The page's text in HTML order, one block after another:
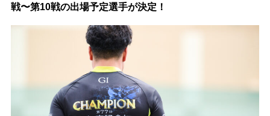
戦〜第10戦の出場予定選手が決定！